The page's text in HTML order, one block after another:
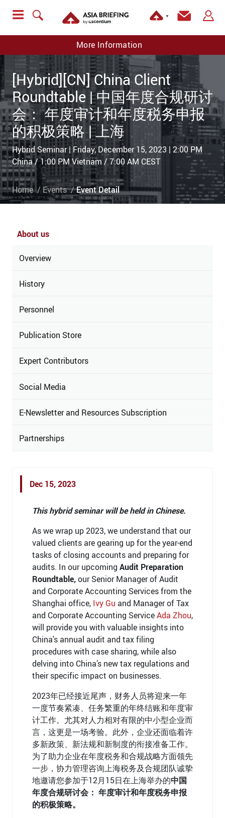
▼
More Information
[Hybrid][CN] China Client
Roundtable | 中国年度合规研讨
会： 年度审计和年度税务申报
的积极策略 | 上海
Hybrid Seminar | Friday, December 15, 2023 | 2:00 PM
China / 1:00 PM Vietnam / 7:00 AM CEST
Home Events Event Detail
About us
Overview
History
Personnel
Publication Store
Expert Contributors
Social Media
E-Newsletter and Resources Subscription
Partnerships
Dec 15, 2023
This hybrid seminar will be held in Chinese.
As we wrap up 2023, we understand that our
valued clients are gearing up for the year-end
tasks of closing accounts and preparing for
audits. In our upcoming Audit Preparation
Roundtable,our Senior Manager of Audit
and Corporate Accounting Services from the
Shanghai office, Ivy Gu and Manager of Tax
and Corporate Accounting ServiceAda Zhou,
will provide you with valuable insights into
China's annual audit and tax filing
procedures with case sharing, while also
delving into China’s new tax regulations and
their specific impact on businesses.
2023年已经接近尾声，财务人员将迎来一年
一度节奏紧凑、任务繁重的年终结账和年度审
计工作。尤其对人力相对有限的中小型企业而
言，这更是一场考验。此外，企业还面临着许
多新政策、新法规和新制度的衔接准备工作。
为了助力企业在年度税务和合规战略方面领先
一步，协力管理咨询上海税务及合规团队诚挚
地邀请您参加于12月15日在上海举办的中国
年度合规研讨会： 年度审计和年度税务申报
的积极策略。